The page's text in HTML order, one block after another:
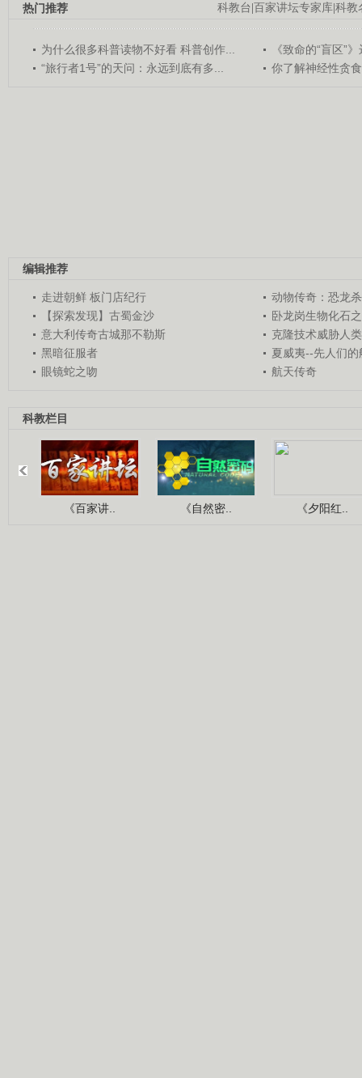
科教台 百家讲坛专家库 科教
热门推荐
为什么很多科普读物不好看 科普创作...
《致命的“盲区”
“旅行者1号”的天问：永远到底有多...
你了解神经性贪
编辑推荐
走进朝鲜 板门店纪行
动物传奇：恐龙
【探索发现】古蜀金沙
卧龙岗生物化石
意大利传奇古城那不勒斯
克隆技术威胁人
黑暗征服者
夏威夷--先人们的
眼镜蛇之吻
航天传奇
科教栏目
《百家讲.. 《自然密.. 《夕阳红..